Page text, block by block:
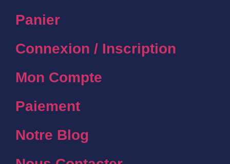
Panier
Connexion / Inscription
Mon Compte
Paiement
Notre Blog